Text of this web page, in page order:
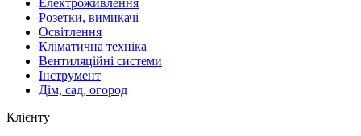
Розетки, вимикачі
Освітлення
Кліматична техніка
Вентиляційні системи
Інструмент
Дім, сад, огород
Клієнту